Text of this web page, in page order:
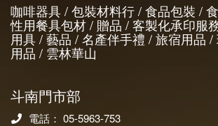
咖啡器具 / 包裝材料行 / 食品包裝 /
性用餐具包材 / 贈品 / 客製化承印服
用具 / 藝品 / 名產伴手禮 / 旅宿用品
用品 / 雲林華山
斗南門市部
電話： 05-5963-753